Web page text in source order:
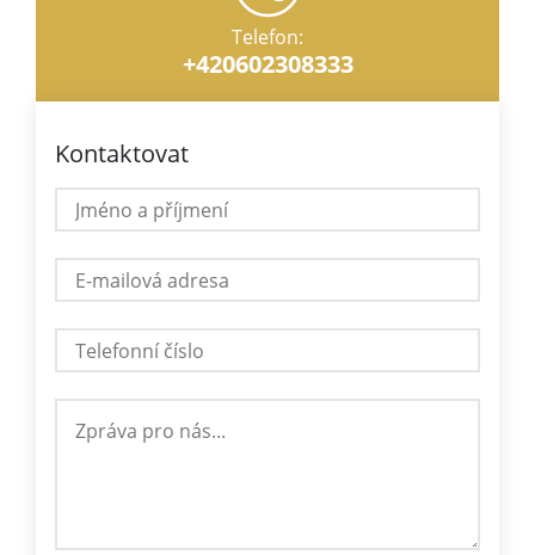
Telefon:
+420602308333
Kontaktovat